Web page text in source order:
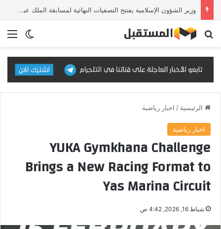
وزير الشؤون الإسلامية يفتتح التصفيات النهائية لمسابقة الملك عبدالعزيز الدولية للقرآن الكريم في دورتها الـ46
الوضع بحث عن
الرئيسية / اخبار رياضية
اخبار رياضية
YUKA Gymkhana Challenge
Brings a New Racing Format to
Yas Marina Circuit
شباط 16, 2026, 4:42 ص